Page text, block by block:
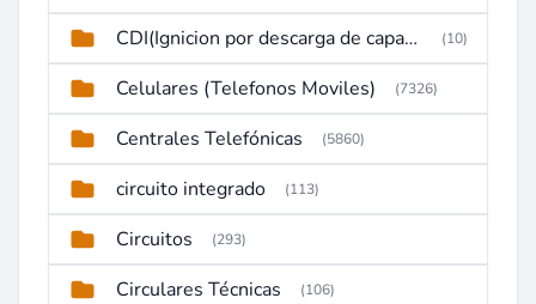
CDI(Ignicion por descarga de capacitor) (10)
Celulares (Telefonos Moviles) (7326)
Centrales Telefónicas (5860)
circuito integrado (113)
Circuitos (293)
Circulares Técnicas (106)